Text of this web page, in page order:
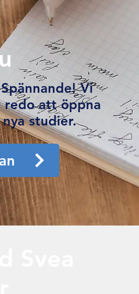
Vi
redo att öppna
studier.